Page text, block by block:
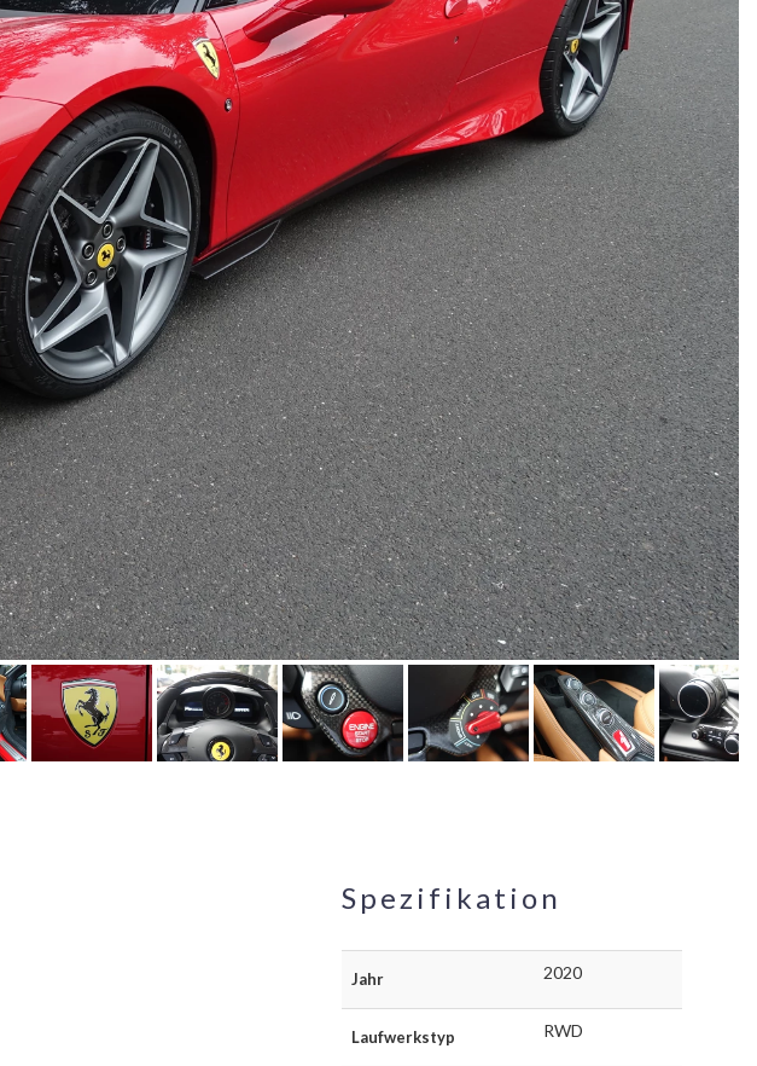
Spezifikation
Jahr 2020
Laufwerkstyp RWD